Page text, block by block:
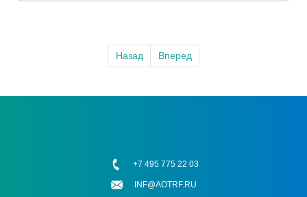
Назад Вперед
+7 495 775 22 03
INF@AOTRF.RU